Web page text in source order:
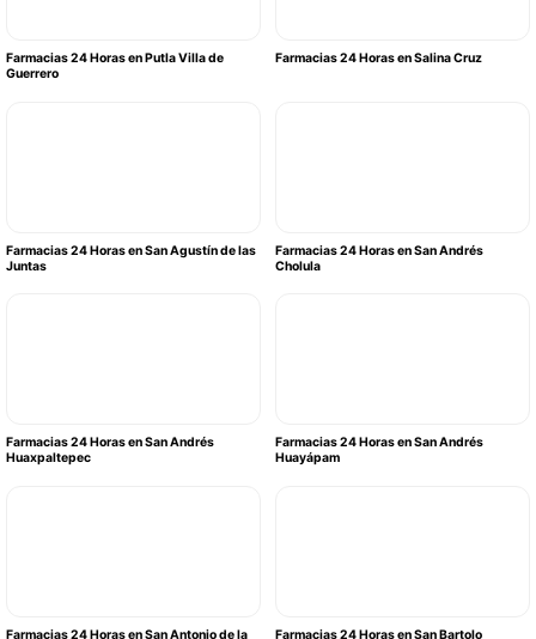
Farmacias 24 Horas en Putla Villa de
Guerrero
Farmacias 24 Horas en Salina Cruz
Farmacias 24 Horas en San Agustín de las
Juntas
Farmacias 24 Horas en San Andrés
Cholula
Farmacias 24 Horas en San Andrés
Huaxpaltepec
Farmacias 24 Horas en San Andrés
Huayápam
Farmacias 24 Horas en San Antonio de la
Farmacias 24 Horas en San Bartolo